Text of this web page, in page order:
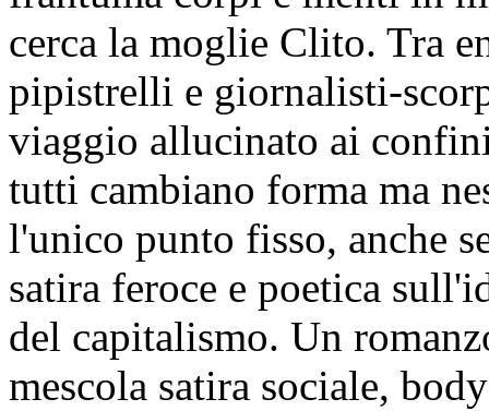
cerca la moglie Clito. Tra
pipistrelli e giornalisti-
viaggio allucinato ai
tutti cambiano forma ma
l'unico punto fisso, anche
satira feroce e poetica
del capitalismo. Un
mescola satira sociale,